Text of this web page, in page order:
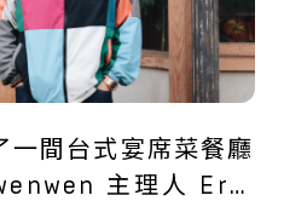
一間台式宴席菜餐廳
主理人 Eric